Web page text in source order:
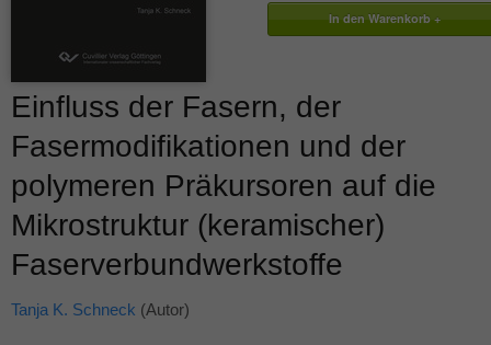
Einfluss der Fasern, der
Fasermodifikationen und der
polymeren Präkursoren auf die
Mikrostruktur (keramischer)
Faserverbundwerkstoffe
Tanja K. Schneck (Autor)